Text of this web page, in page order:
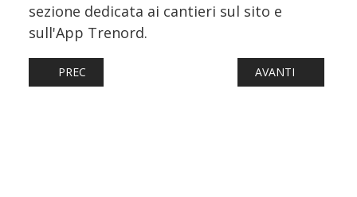
sezione dedicata ai cantieri sul sito e
sull'App Trenord.
ARTICOLO PRECEDENTE: BOLOGNA-PRATO, NUOVA
PREC ARTICOLO
AVANTI